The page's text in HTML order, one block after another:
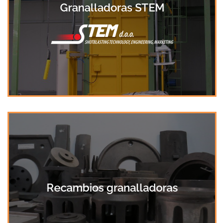
Granalladoras STEM
Recambios granalladoras